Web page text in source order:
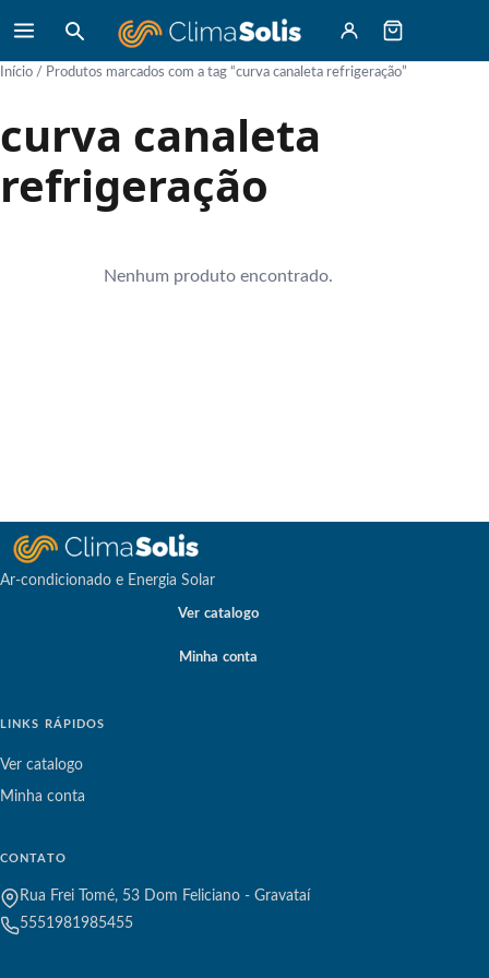
Início / Produtos marcados com a tag “curva canaleta refrigeração”
curva canaleta
refrigeração
Nenhum produto encontrado.
Ar-condicionado e Energia Solar
Ver catalogo
Minha conta
LINKS RÁPIDOS
Ver catalogo
Minha conta
CONTATO
Rua Frei Tomé, 53 Dom Feliciano - Gravataí
5551981985455